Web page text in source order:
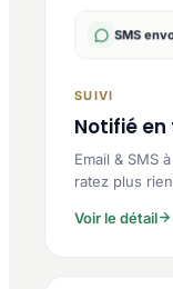
SMS
SUIVI
Notifié
Email & SMS
ratez plus
Voir le détail